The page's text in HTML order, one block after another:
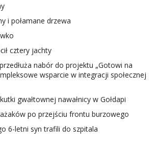
i połamane drzewa
cztery jachty
nabór do projektu „Gotowi na
wsparcie w integracji społecznej
gwałtownej nawałnicy w Gołdapi
po przejściu frontu burzowego
6-letni syn trafili do szpitala